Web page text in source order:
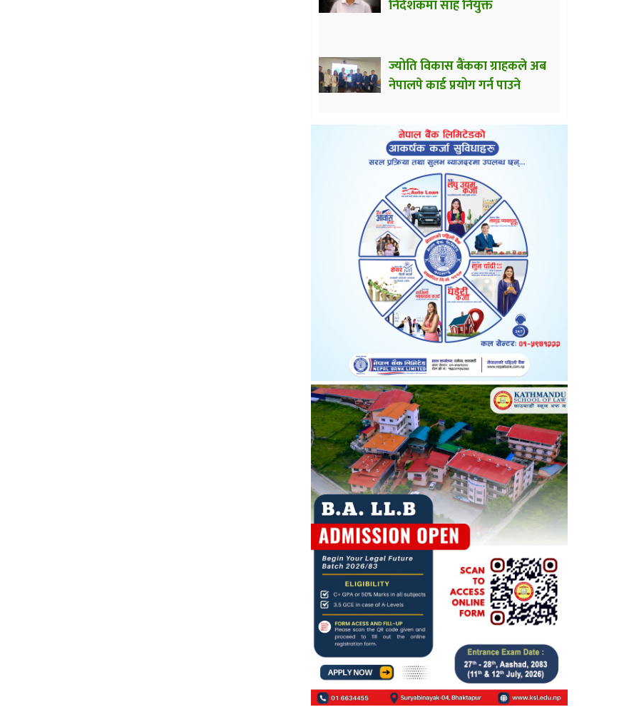
निर्देशकमा साह नियुक्त
ज्योति विकास बैंकका ग्राहकले अब
नेपालपे कार्ड प्रयोग गर्न पाउने